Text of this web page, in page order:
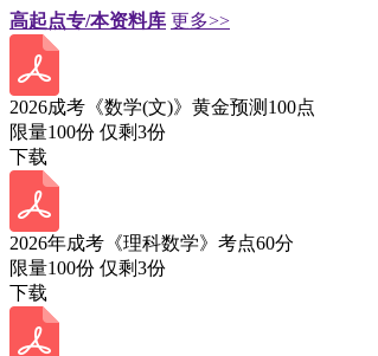
高起点专/本资料库 更多>>
2026成考《数学(文)》黄金预测100点
限量100份 仅剩3份
下载
2026年成考《理科数学》考点60分
限量100份 仅剩3份
下载